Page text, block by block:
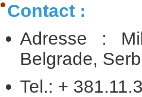
Contact :
Adresse :
Belgrade,
Tel.: +